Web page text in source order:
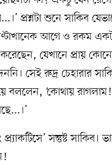
প্রশ্নটা শুনে সাকিব
আগে ও রকম
করেছেন, যেখানে প্রায়
সেই রুদ্র চেহারার
বললেন, ‘কোথায়
প্র্যাকটিসে’ সন্তুষ্ট